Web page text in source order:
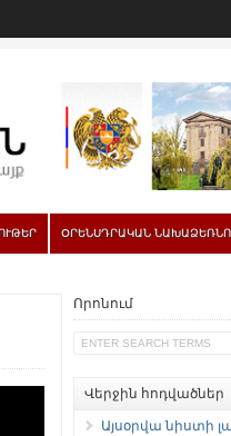
ՕՐԵՆՍԴՐԱԿԱՆ
Որոնում
Վերջին հոդվածներ
Այսօրվա նիստի